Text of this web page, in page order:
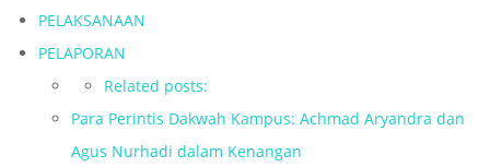
PELAKSANAAN
PELAPORAN
Related posts:
Para Perintis Dakwah Kampus: Achmad Aryandra dan
Agus Nurhadi dalam Kenangan